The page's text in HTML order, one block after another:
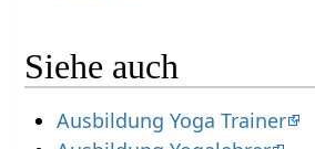
Siehe auch
Ausbildung Yoga Trainer